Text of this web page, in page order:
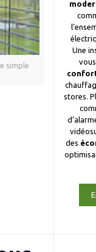
simple
Une
stores.
des